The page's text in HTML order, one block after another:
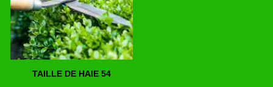
TAILLE DE HAIE 54